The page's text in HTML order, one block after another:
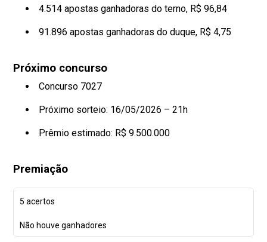
4.514 apostas ganhadoras do terno, R$ 96,84
91.896 apostas ganhadoras do duque, R$ 4,75
Próximo concurso
Concurso 7027
Próximo sorteio: 16/05/2026 – 21h
Prêmio estimado: R$ 9.500.000
Premiação
5 acertos
Não houve ganhadores